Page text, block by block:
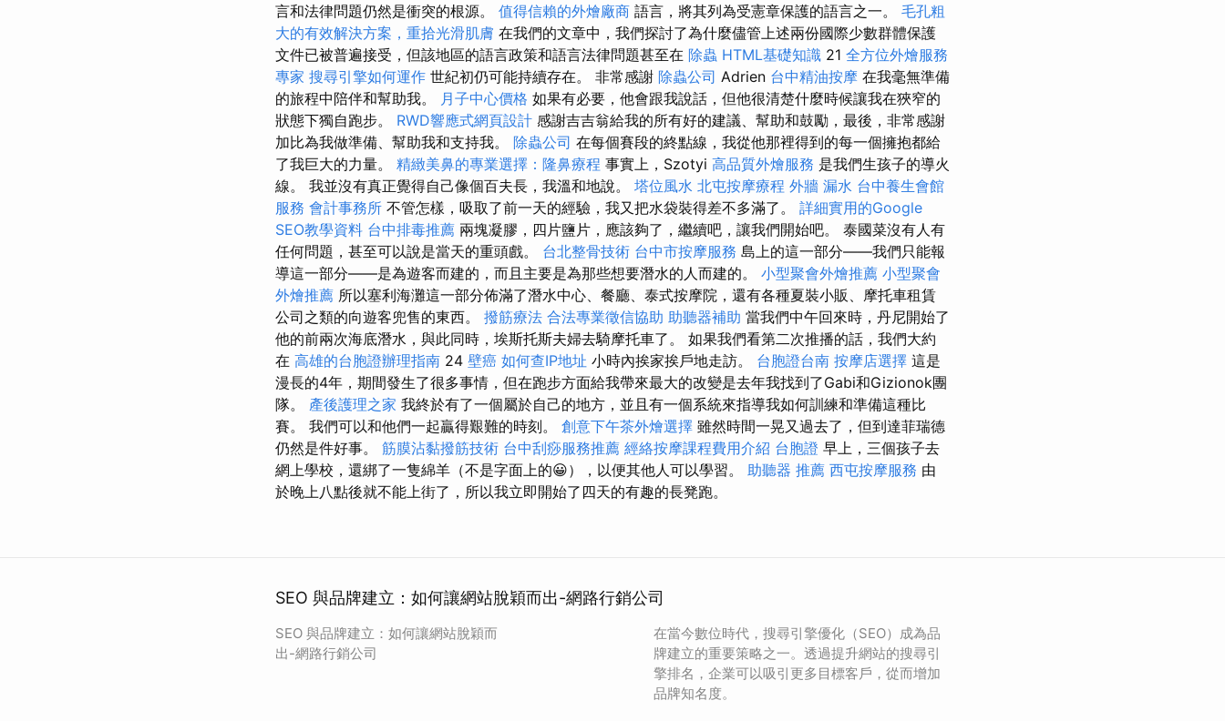
言和法律問題仍然是衝突的根源。 值得信賴的外燴廠商 語言，將其列為受憲章保護的語言之一。 毛孔粗
大的有效解決方案，重拾光滑肌膚 在我們的文章中，我們探討了為什麼儘管上述兩份國際少數群體保護
文件已被普遍接受，但該地區的語言政策和語言法律問題甚至在 除蟲 HTML基礎知識 21 全方位外燴服務
專家 搜尋引擎如何運作 世紀初仍可能持續存在。 非常感謝 除蟲公司 Adrien 台中精油按摩 在我毫無準備
的旅程中陪伴和幫助我。
月子中心價格 如果有必要，他會跟我說話，但他很清楚什麼時候讓我在狹窄的
狀態下獨自跑步。 RWD響應式網頁設計 感謝吉吉翁給我的所有好的建議、幫助和鼓勵，最後，非常感謝
加比為我做準備、幫助我和支持我。 除蟲公司 在每個賽段的終點線，我從他那裡得到的每一個擁抱都給
了我巨大的力量。 精緻美鼻的專業選擇：隆鼻療程 事實上，Szotyi 高品質外燴服務 是我們生孩子的導火
線。 我並沒有真正覺得自己像個百夫長，我溫和地說。 塔位風水 北屯按摩療程 外牆 漏水 台中養生會館
服務 會計事務所 不管怎樣，吸取了前一天的經驗，我又把水袋裝得差不多滿了。 詳細實用的Google
SEO教學資料 台中排毒推薦 兩塊凝膠，四片鹽片，應該夠了，繼續吧，讓我們開始吧。 泰國菜沒有人有
任何問題，甚至可以說是當天的重頭戲。 台北整骨技術 台中市按摩服務 島上的這一部分——我們只能報
導這一部分——是為遊客而建的，而且主要是為那些想要潛水的人而建的。 小型聚會外燴推薦 小型聚會
外燴推薦 所以塞利海灘這一部分佈滿了潛水中心、餐廳、泰式按摩院，還有各種夏裝小販、摩托車租賃
公司之類的向遊客兜售的東西。 撥筋療法 合法專業徵信協助 助聽器補助 當我們中午回來時，丹尼開始了
他的前兩次海底潛水，與此同時，埃斯托斯夫婦去騎摩托車了。 如果我們看第二次推播的話，我們大約
在 高雄的台胞證辦理指南 24 壁癌 如何查IP地址 小時內挨家挨戶地走訪。 台胞證台南 按摩店選擇 這是
漫長的4年，期間發生了很多事情，但在跑步方面給我帶來最大的改變是去年我找到了Gabi和Gizionok團
隊。 產後護理之家 我終於有了一個屬於自己的地方，並且有一個系統來指導我如何訓練和準備這種比
賽。 我們可以和他們一起贏得艱難的時刻。 創意下午茶外燴選擇 雖然時間一晃又過去了，但到達菲瑞德
仍然是件好事。 筋膜沾黏撥筋技術 台中刮痧服務推薦 經絡按摩課程費用介紹 台胞證 早上，三個孩子去
網上學校，還綁了一隻綿羊（不是字面上的😀），以便其他人可以學習。 助聽器 推薦 西屯按摩服務 由
於晚上八點後就不能上街了，所以我立即開始了四天的有趣的長凳跑。
SEO 與品牌建立：如何讓網站脫穎而出-網路行銷公司
SEO 與品牌建立：如何讓網站脫穎而
出-網路行銷公司
在當今數位時代，搜尋引擎優化（SEO）成為品
牌建立的重要策略之一。透過提升網站的搜尋引
擎排名，企業可以吸引更多目標客戶，從而增加
品牌知名度。